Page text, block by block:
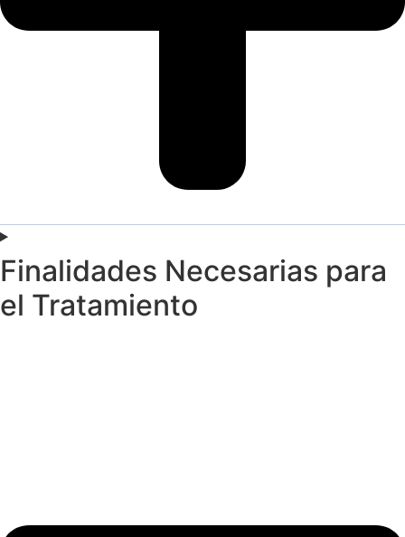
Finalidades Necesarias para
el Tratamiento